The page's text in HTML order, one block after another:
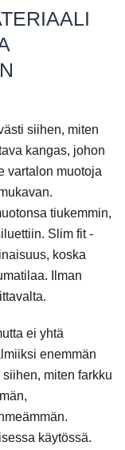
siihen, miten
kangas, johon
vartalon muotoja
tiukemmin,
Slim fit -
koska
Ilman
ei yhtä
enemmän
miten farkku
käytössä.